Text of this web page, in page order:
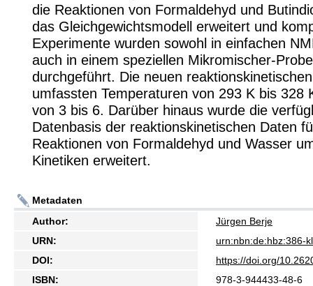
die Reaktionen von Formaldehyd und
das Gleichgewichtsmodell erweitert und
Experimente wurden sowohl in einfachen
auch in einem speziellen Mikromischer-
durchgeführt. Die neuen
umfassten Temperaturen von 293 K bis 328
von 3 bis 6. Darüber hinaus wurde die
Datenbasis der reaktionskinetischen Daten
Reaktionen von Formaldehyd und Wasser
Kinetiken erweitert.
Metadaten
Author:
Jürgen Berje
URN:
urn:nbn:de:hbz:386-
DOI:
https://doi.org/
ISBN:
978-3-944433-48-6